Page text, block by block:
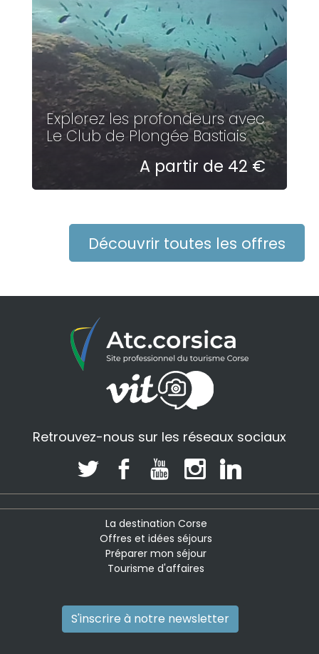
Explorez les profondeurs avec
Le Club de Plongée Bastiais
A partir de 42 €
Découvrir toutes les offres
Retrouvez-nous sur les réseaux sociaux
La destination Corse
Offres et idées séjours
Préparer mon séjour
Tourisme d'affaires
S'inscrire à notre newsletter